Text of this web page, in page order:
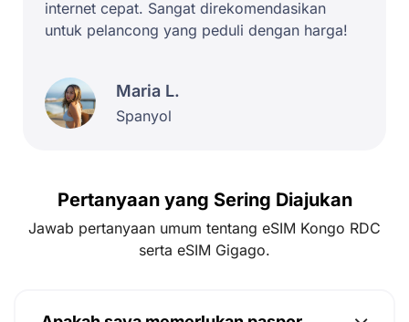
internet cepat. Sangat direkomendasikan
untuk pelancong yang peduli dengan harga!
Maria L.
Spanyol
Pertanyaan yang Sering Diajukan
Jawab pertanyaan umum tentang eSIM Kongo RDC
serta eSIM Gigago.